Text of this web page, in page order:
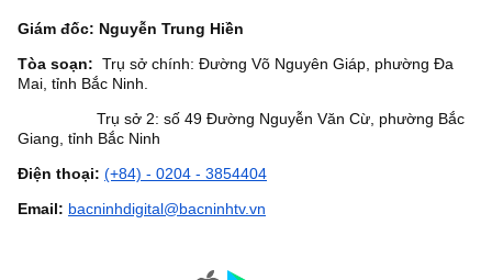
Giám đốc: Nguyễn Trung Hiền
Tòa soạn: Trụ sở chính: Đường Võ Nguyên Giáp, phường Đa
Mai, tỉnh Bắc Ninh.
Trụ sở 2: số 49 Đường Nguyễn Văn Cừ, phường Bắc
Giang, tỉnh Bắc Ninh
Điện thoại: (+84) - 0204 - 3854404
Email: bacninhdigital@bacninhtv.vn